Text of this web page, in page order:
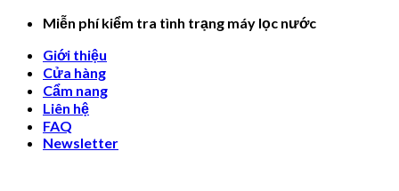
Skip
content
Miễn phí kiểm tra tình trạng máy lọc nước
Giới thiệu
Cửa hàng
Cẩm nang
Liên hệ
FAQ
Newsletter